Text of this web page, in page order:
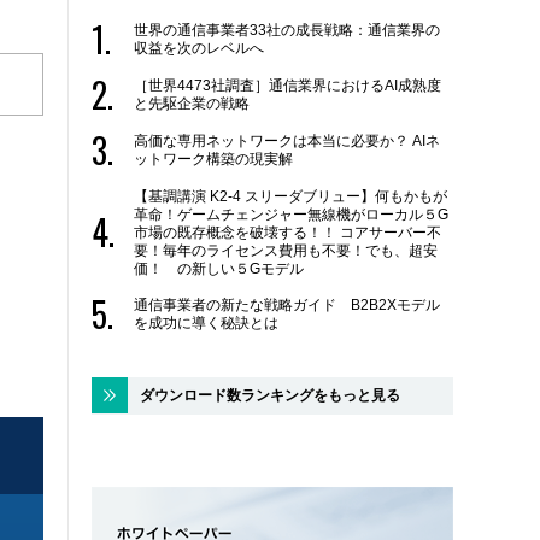
世界の通信事業者33社の成長戦略：通信業界の
収益を次のレベルへ
［世界4473社調査］通信業界におけるAI成熟度
と先駆企業の戦略
高価な専用ネットワークは本当に必要か？ AIネ
ットワーク構築の現実解
【基調講演 K2-4 スリーダブリュー】何もかもが
革命！ゲームチェンジャー無線機がローカル５G
市場の既存概念を破壊する！！ コアサーバー不
要！毎年のライセンス費用も不要！でも、超安
価！ の新しい５Gモデル
通信事業者の新たな戦略ガイド B2B2Xモデル
を成功に導く秘訣とは
ダウンロード数ランキングをもっと見る